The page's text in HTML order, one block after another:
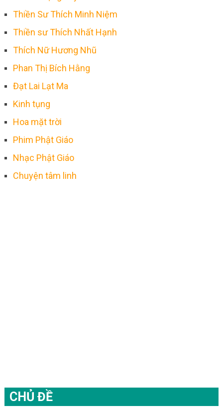
Thiền Sư Thích Minh Niệm
Thiền sư Thích Nhất Hạnh
Thích Nữ Hương Nhũ
Phan Thị Bích Hằng
Đạt Lai Lạt Ma
Kinh tụng
Hoa mặt trời
Phim Phật Giáo
Nhạc Phật Giáo
Chuyện tâm linh
CHỦ ĐỀ